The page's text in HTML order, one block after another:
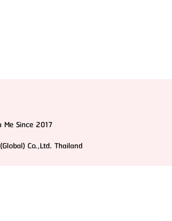
Me Since 2017
Co.,Ltd. Thailand